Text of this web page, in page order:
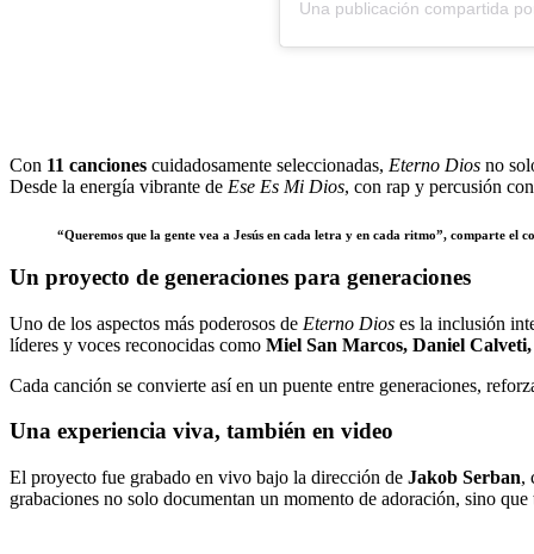
Con 11 canciones cuidadosamente seleccionadas, Eterno Dios no
Desde la energía vibrante de Ese Es Mi Dios, con rap y percusión
“Queremos que la gente vea a Jesús en cada letra y en cada ritmo”, comparte el
Un proyecto de generaciones para generaciones
Uno de los aspectos más poderosos de Eterno Dios es la inclusión
líderes y voces reconocidas como Miel San Marcos, Daniel
Cada canción se convierte así en un puente entre generaciones,
Una experiencia viva, también en video
El proyecto fue grabado en vivo bajo la dirección de Jakob Serban,
grabaciones no solo documentan un momento de adoración, sino